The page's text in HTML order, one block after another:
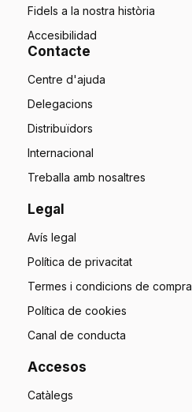
Fidels a la nostra història
Accesibilidad
Contacte
Centre d'ajuda
Delegacions
Distribuïdors
Internacional
Treballa amb nosaltres
Legal
Avís legal
Política de privacitat
Termes i condicions de compra
Política de cookies
Canal de conducta
Accesos
Catàlegs